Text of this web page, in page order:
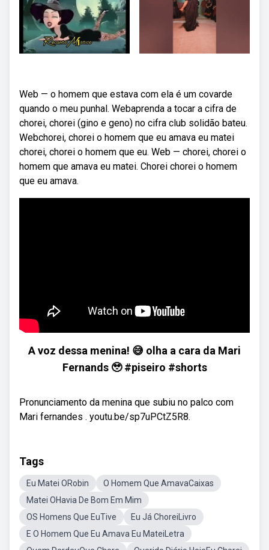
Web — o homem que estava com ela é um covarde
quando o meu punhal. Webaprenda a tocar a cifra de
chorei, chorei (gino e geno) no cifra club solidão bateu.
Webchorei, chorei o homem que eu amava eu matei
chorei, chorei o homem que eu. Web — chorei, chorei o
homem que amava eu matei. Chorei chorei o homem
que eu amava.
A voz dessa menina! 😅 olha a cara da Mari
Fernands 🥹 #piseiro #shorts
Pronunciamento da menina que subiu no palco com
Mari fernandes . youtu.be/sp7uPCtZ5R8.
Tags
Eu Matei ORobin
O Homem Que AmavaCaixas
Matei OHavia De Bom Em Mim
OS Homens Que EuTive
Eu Já ChoreiLivro
E O Homem Que Eu Amava Eu MateiLetra